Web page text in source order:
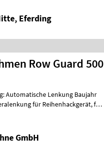
Eferding
Row Guard 500
Automatische Lenkung Baujahr
GmbH